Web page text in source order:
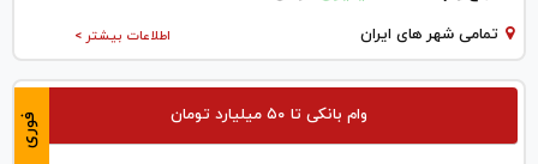
اطلاعات بیشتر > تمامی شهر های ایران
فوری وام بانکی تا ۵۰ میلیارد تومان